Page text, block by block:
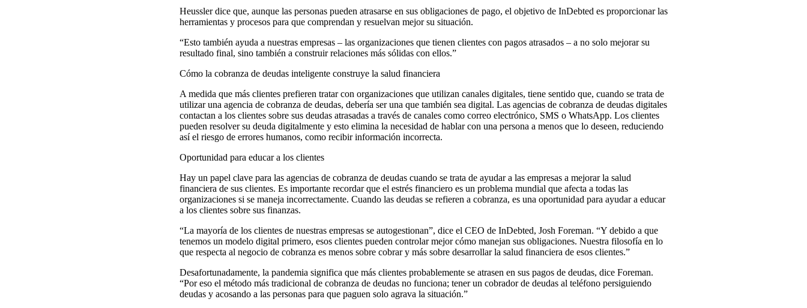
Heussler dice que, aunque las personas pueden atrasarse en sus obligaciones de pago, el objetivo de InDebted es proporcionar las
herramientas y procesos para que comprendan y resuelvan mejor su situación.
“Esto también ayuda a nuestras empresas – las organizaciones que tienen clientes con pagos atrasados – a no solo mejorar su
resultado final, sino también a construir relaciones más sólidas con ellos.”
Cómo la cobranza de deudas inteligente construye la salud financiera
A medida que más clientes prefieren tratar con organizaciones que utilizan canales digitales, tiene sentido que, cuando se trata de
utilizar una agencia de cobranza de deudas, debería ser una que también sea digital. Las agencias de cobranza de deudas digitales
contactan a los clientes sobre sus deudas atrasadas a través de canales como correo electrónico, SMS o WhatsApp. Los clientes
pueden resolver su deuda digitalmente y esto elimina la necesidad de hablar con una persona a menos que lo deseen, reduciendo
así el riesgo de errores humanos, como recibir información incorrecta.
Oportunidad para educar a los clientes
Hay un papel clave para las agencias de cobranza de deudas cuando se trata de ayudar a las empresas a mejorar la salud
financiera de sus clientes. Es importante recordar que el estrés financiero es un problema mundial que afecta a todas las
organizaciones si se maneja incorrectamente. Cuando las deudas se refieren a cobranza, es una oportunidad para ayudar a educar
a los clientes sobre sus finanzas.
“La mayoría de los clientes de nuestras empresas se autogestionan”, dice el CEO de InDebted, Josh Foreman. “Y debido a que
tenemos un modelo digital primero, esos clientes pueden controlar mejor cómo manejan sus obligaciones. Nuestra filosofía en lo
que respecta al negocio de cobranza es menos sobre cobrar y más sobre desarrollar la salud financiera de esos clientes.”
Desafortunadamente, la pandemia significa que más clientes probablemente se atrasen en sus pagos de deudas, dice Foreman.
“Por eso el método más tradicional de cobranza de deudas no funciona; tener un cobrador de deudas al teléfono persiguiendo
deudas y acosando a las personas para que paguen solo agrava la situación.”